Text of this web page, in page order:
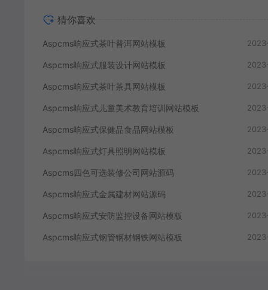
猜你喜欢
Aspcms响应式茶叶普洱网站模板
Aspcms响应式服装设计网站模板
Aspcms响应式茶叶茶具网站模板
Aspcms响应式儿童美术教育培训网站模板
Aspcms响应式保健品食品网站模板
Aspcms响应式灯具照明网站模板
Aspcms四色可选装修公司网站源码
Aspcms响应式金属建材网站源码
Aspcms响应式安防监控设备网站模板
Aspcms响应式钢管钢材钢铁网站模板